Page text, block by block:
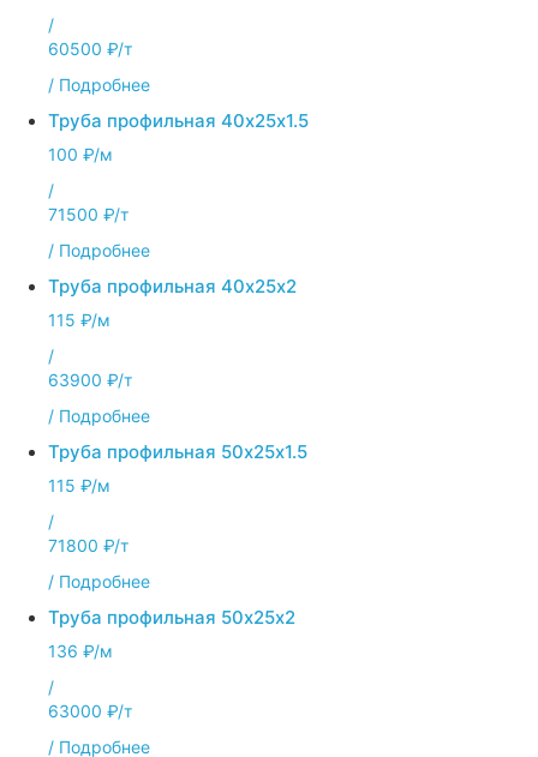
/
60500 ₽/т
/ Подробнее
Труба профильная 40х25х1.5
100 ₽/м
/
71500 ₽/т
/ Подробнее
Труба профильная 40х25х2
115 ₽/м
/
63900 ₽/т
/ Подробнее
Труба профильная 50х25х1.5
115 ₽/м
/
71800 ₽/т
/ Подробнее
Труба профильная 50х25х2
136 ₽/м
/
63000 ₽/т
/ Подробнее